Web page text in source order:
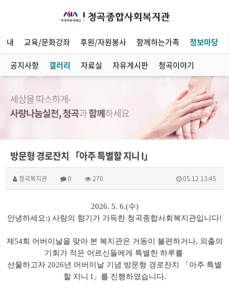
내 교육/문화강좌 후원/자원봉사 함께하는가족 정보마당
공지사항 갤러리 자료실 자유게시판 청곡이야기
방문형 경로잔치 「아주 특별할 지니 I」
청곡복지관 0 270 05.12 13:45
2026. 5. 6.(수)
안녕하세요:) 사랑의 향기가 가득한 청곡종합사회복지관입니다!
제 54회 어버이날을 맞아 본 복지관은 거동이 불편하거나, 외출의
기회가 적은 어르신들에게 특별한 하루를
선물하고자 2026년 어버이날 기념 방문형 경로잔치 「 아주 특별
할 지니 I」 를 진행하였습니다.